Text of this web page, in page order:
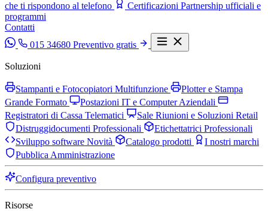
che ti rispondono al telefono
Certificazioni Partnership ufficiali e
programmi
Contatti
015 34680 Preventivo gratis
Soluzioni
Stampanti e Fotocopiatori Multifunzione
Plotter e Stampa
Grande Formato
Postazioni IT e Computer Aziendali
Registratori di Cassa Telematici
Sale Riunioni e Soluzioni Retail
Distruggidocumenti Professionali
Etichettatrici Professionali
Sviluppo software Novità Catalogo prodotti
I nostri marchi
Pubblica Amministrazione
Configura preventivo
Risorse